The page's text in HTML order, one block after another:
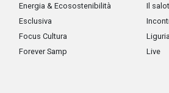
Energia & Ecosostenibilità
Esclusiva
Focus Cultura
Forever Samp
Il
Live